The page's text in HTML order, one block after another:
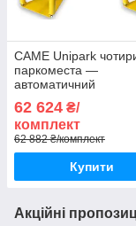
CAME Unipark
паркоместа —
автоматичний
комплект Unip
62 624 ₴/
комплект
62 882 ₴/комплект
Купити
Акційні